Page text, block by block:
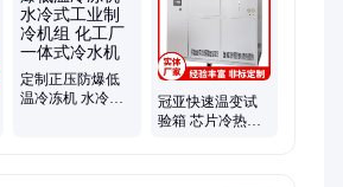
机、冰冷机、工业冰箱、vocs冷凝回收装
定制正压防爆低
温冷冻机 水冷式
冠亚快速温变试
验箱 芯片冷热测